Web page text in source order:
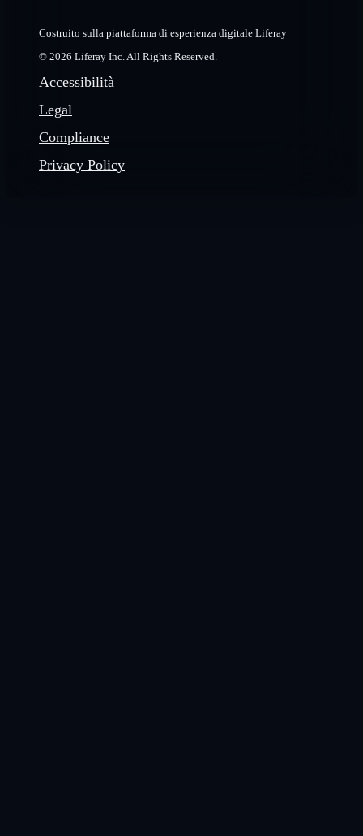
Costruito sulla piattaforma di esperienza digitale Liferay
© 2026 Liferay Inc. All Rights Reserved.
Accessibilità
Legal
Compliance
Privacy Policy